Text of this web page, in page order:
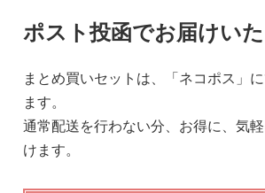
ポスト投函でお届けいた
まとめ買いセットは、「ネコポス」
ます。
通常配送を行わない分、お得に、気
けます。